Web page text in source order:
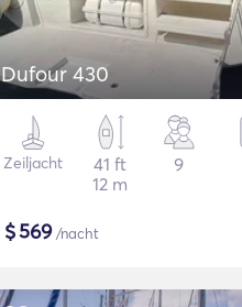
Dufour 430
Zeiljacht
41 ft
12 m
9
$569/nacht